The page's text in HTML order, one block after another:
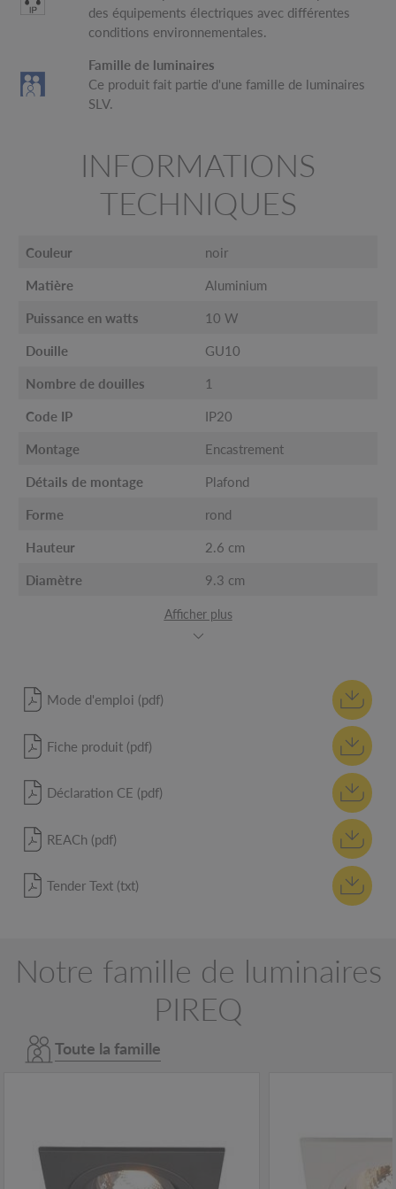
des équipements électriques avec différentes
conditions environnementales.
Famille de luminaires
Ce produit fait partie d'une famille de luminaires
SLV.
INFORMATIONS
TECHNIQUES
Couleur noir
Matière Aluminium
Puissance en watts 10 W
Douille GU10
Nombre de douilles 1
Code IP IP20
Montage Encastrement
Détails de montage Plafond
Forme rond
Hauteur 2.6 cm
Diamètre 9.3 cm
Afficher plus
Mode d'emploi (pdf)
Fiche produit (pdf)
Déclaration CE (pdf)
REACh (pdf)
Tender Text (txt)
Notre famille de luminaires
PIREQ
Toute la famille